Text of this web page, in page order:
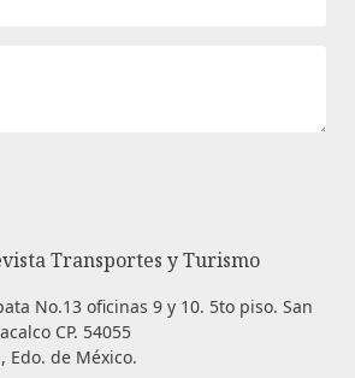
Transportes y Turismo
No.13 oficinas 9 y 10. 5to piso. San
CP. 54055
Edo. de México.